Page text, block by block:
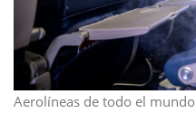
Aerolíneas de todo el